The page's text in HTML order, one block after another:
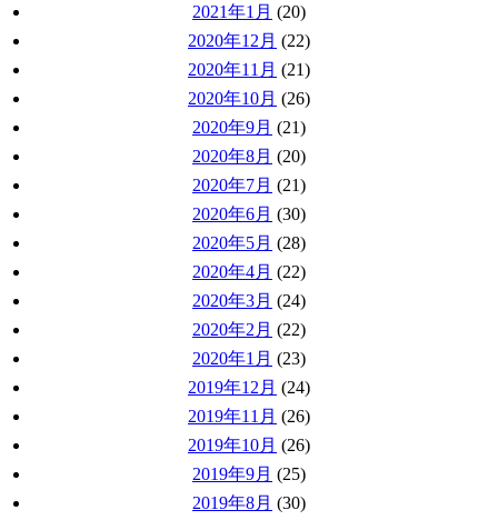
2021年1月 (20)
2020年12月 (22)
2020年11月 (21)
2020年10月 (26)
2020年9月 (21)
2020年8月 (20)
2020年7月 (21)
2020年6月 (30)
2020年5月 (28)
2020年4月 (22)
2020年3月 (24)
2020年2月 (22)
2020年1月 (23)
2019年12月 (24)
2019年11月 (26)
2019年10月 (26)
2019年9月 (25)
2019年8月 (30)